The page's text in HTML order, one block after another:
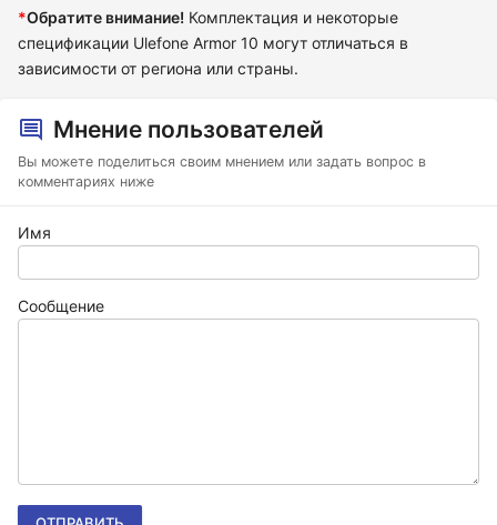
*Обратите внимание! Комплектация и некоторые
спецификации Ulefone Armor 10 могут отличаться в
зависимости от региона или страны.
Мнение пользователей
Вы можете поделиться своим мнением или задать вопрос в
комментариях ниже
Имя
Сообщение